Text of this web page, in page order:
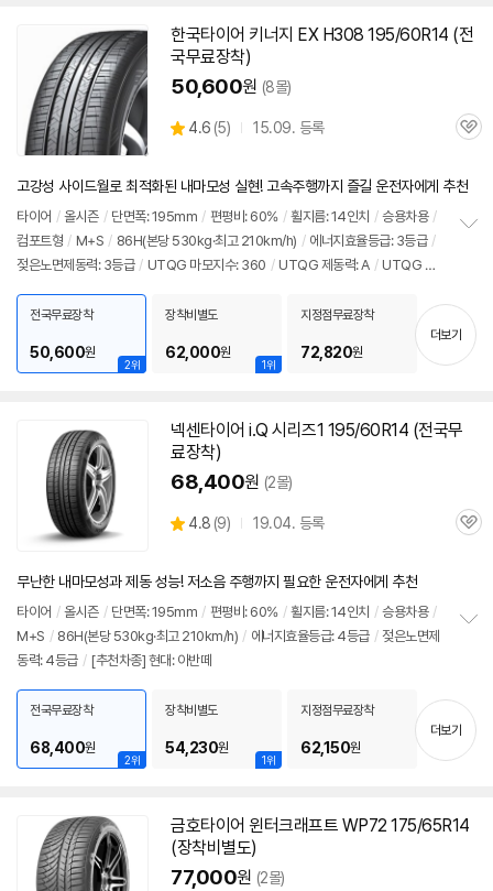
기
한국타이어 키너지 EX H308 195/60R14 (전
국무료장착)
50,600원 (8몰)
별
4.6 (상
5) 15.09. 등록
관
고강성 사이드월로 최적화된 내마모성 실현! 고속주행까지 즐길 운전자에게 추천
타이어 / 올시즌 / 단면폭: 195mm / 편평비: 60% / 휠지름: 14인치 / 승용차용 /
컴포트형 / M+S / 86H(본당 530kg·최고 210km/h) / 에너지효율등급: 3등급 /
젖은노면제동력: 3등급 / UTQG 마모지수: 360 / UTQG 제동력: A / UTQG 내
기
2위
전국무료장착
50,600원
1위
장착비별도
62,000원
지정점무료장착
72,820원
더보기
넥센타이어 i.Q 시리즈1 195/60R14 (전국무
료장착)
68,400원 (2몰)
별
4.8 (상
9) 19.04. 등록
관
무난한 내마모성과 제동 성능! 저소음 주행까지 필요한 운전자에게 추천
타이어 / 올시즌 / 단면폭: 195mm / 편평비: 60% / 휠지름: 14인치 / 승용차용 /
M+S / 86H(본당 530kg·최고 210km/h) / 에너지효율등급: 4등급 / 젖은노면제
동력: 4등급 / [추천차종] 현대: 아반떼
기
2위
전국무료장착
68,400원
1위
장착비별도
54,230원
지정점무료장착
62,150원
더보기
금호타이어 윈터크래프트 WP72 175/65R14
(장착비별도)
77,000원 (2몰)